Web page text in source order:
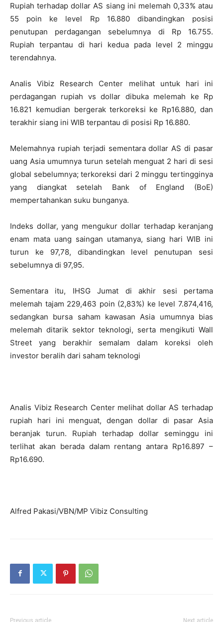
Rupiah terhadap dollar AS siang ini melemah 0,33% atau
55 poin ke level Rp 16.880 dibandingkan posisi
penutupan perdagangan sebelumnya di Rp 16.755.
Rupiah terpantau di hari kedua pada level 2 minggu
terendahnya.
Analis Vibiz Research Center melihat untuk hari ini
perdagangan rupiah vs dollar dibuka melemah ke Rp
16.821 kemudian bergerak terkoreksi ke Rp16.880, dan
terakhir siang ini WIB terpantau di posisi Rp 16.880.
Melemahnya rupiah terjadi sementara dollar AS di pasar
uang Asia umumnya turun setelah menguat 2 hari di sesi
global sebelumnya; terkoreksi dari 2 minggu tertingginya
yang diangkat setelah Bank of England (BoE)
mempertahankan suku bunganya.
Indeks dollar, yang mengukur dollar terhadap keranjang
enam mata uang saingan utamanya, siang hari WIB ini
turun ke 97,78, dibandingkan level penutupan sesi
sebelumnya di 97,95.
Sementara itu, IHSG Jumat di akhir sesi pertama
melemah tajam 229,463 poin (2,83%) ke level 7.874,416,
sedangkan bursa saham kawasan Asia umumnya bias
melemah ditarik sektor teknologi, serta mengikuti Wall
Street yang berakhir semalam dalam koreksi oleh
investor beralih dari saham teknologi
Analis Vibiz Research Center melihat dollar AS terhadap
rupiah hari ini menguat, dengan dollar di pasar Asia
beranjak turun. Rupiah terhadap dollar seminggu ini
terlihat akan berada dalam rentang antara Rp16.897 –
Rp16.690.
Alfred Pakasi/VBN/MP Vibiz Consulting
Previous article Next article